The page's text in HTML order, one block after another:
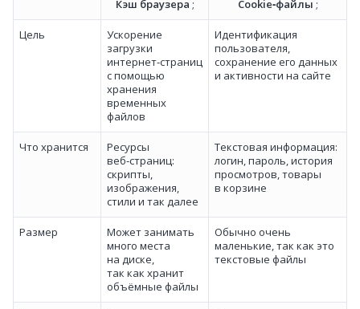
Кэш браузера ; Cookie‑файлы ;
Цель
Ускорение
загрузки
интернет‑страниц
с помощью
хранения
временных
файлов
Идентификация
пользователя,
сохранение его данных
и активности на сайте
Что хранится
Ресурсы
веб‑страниц:
скрипты,
изображения,
стили и так далее
Текстовая информация:
логин, пароль, история
просмотров, товары
в корзине
Размер
Может занимать
много места
на диске,
так как хранит
объёмные файлы
Обычно очень
маленькие, так как это
текстовые файлы